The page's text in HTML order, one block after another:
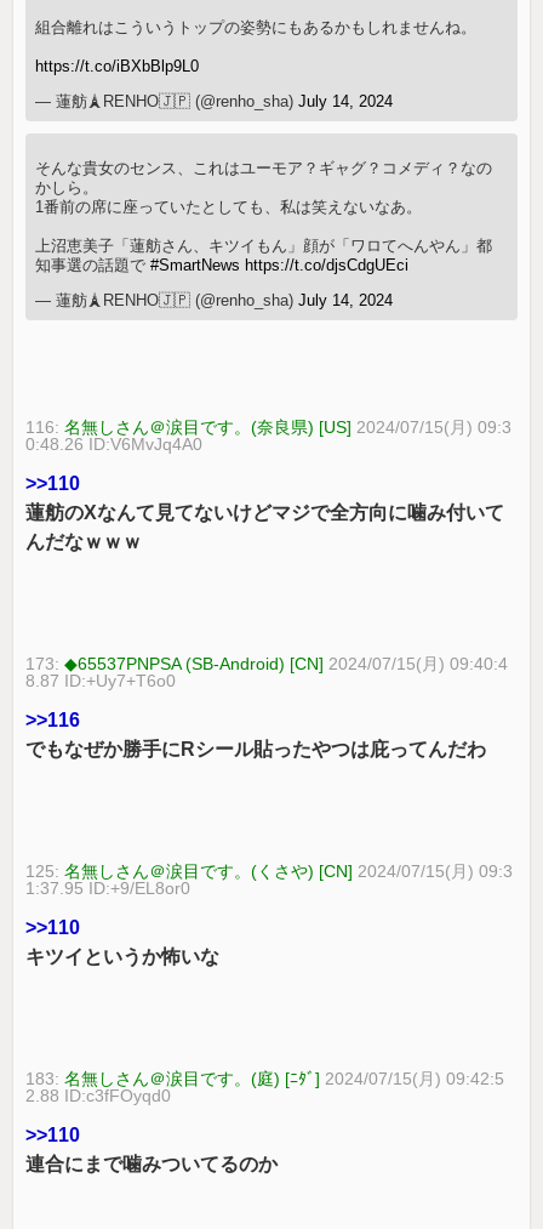
組合離れはこういうトップの姿勢にもあるかもしれませんね。
https://t.co/iBXbBlp9L0
— 蓮舫🗼RENHO🇯🇵 (@renho_sha)July 14, 2024
そんな貴女のセンス、これはユーモア？ギャグ？コメディ？なの
かしら。
1番前の席に座っていたとしても、私は笑えないなあ。
上沼恵美子「蓮舫さん、キツイもん」顔が「ワロてへんやん」都
知事選の話題で#SmartNews https://t.co/djsCdgUEci
— 蓮舫🗼RENHO🇯🇵 (@renho_sha)July 14, 2024
116:名無しさん＠涙目です。(奈良県) [US] 2024/07/15(月) 09:3
0:48.26 ID:V6MvJq4A0
>>110
蓮舫のXなんて見てないけどマジで全方向に噛み付いて
んだなｗｗｗ
173:◆65537PNPSA (SB-Android) [CN] 2024/07/15(月) 09:40:4
8.87 ID:+Uy7+T6o0
>>116
でもなぜか勝手にRシール貼ったやつは庇ってんだわ
125:名無しさん＠涙目です。(くさや) [CN] 2024/07/15(月) 09:3
1:37.95 ID:+9/EL8or0
>>110
キツイというか怖いな
183:名無しさん＠涙目です。(庭) [ﾆﾀﾞ] 2024/07/15(月) 09:42:5
2.88 ID:c3fFOyqd0
>>110
連合にまで噛みついてるのか